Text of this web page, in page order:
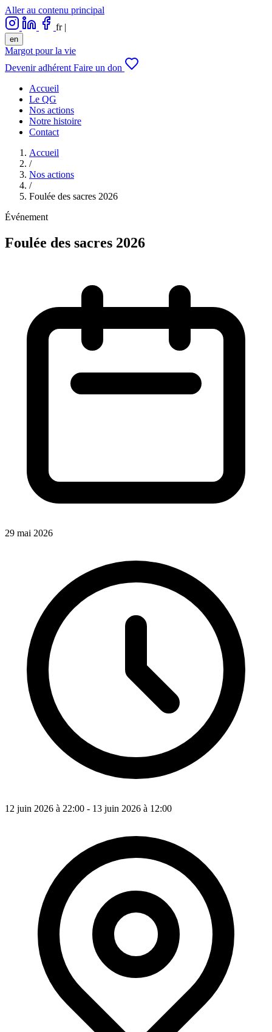
Aller au contenu principal
fr |
en
Margot pour la vie
Devenir adhérent Faire un don
Accueil
Le QG
Nos actions
Notre histoire
Contact
Accueil
/
Nos actions
/
Foulée des sacres 2026
Événement
Foulée des sacres 2026
29 mai 2026
12 juin 2026 à 22:00 - 13 juin 2026 à 12:00